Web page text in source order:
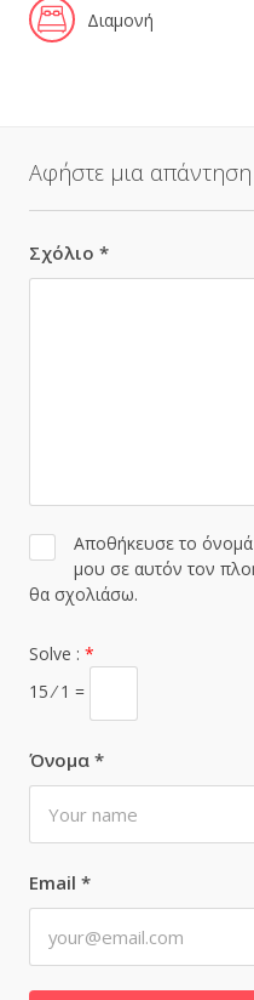
Διαμονή
Αφήστε μια απάντηση
Σχόλιο *
Όνομα *
Email *
Αποθήκευσε το όνομά
μου σε αυτόν τον
θα σχολιάσω.
Solve : *
15 ⁄ 1 =